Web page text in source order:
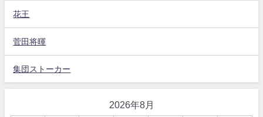
花王
菅田将暉
集団ストーカー
2026年8月